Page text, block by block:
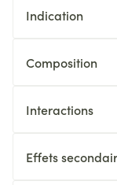
Indication
Composition
Interactions
Effets